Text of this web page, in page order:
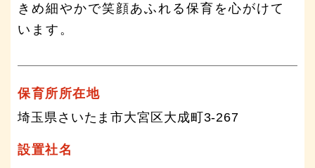
きめ細やかで笑顔あふれる保育を心がけて
います。
保育所所在地
埼玉県さいたま市大宮区大成町3-267
設置社名